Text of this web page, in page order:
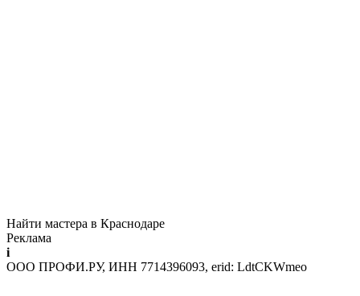
Найти мастера в Краснодаре
Реклама
i
ООО ПРОФИ.РУ, ИНН 7714396093, erid: LdtCKWmeo